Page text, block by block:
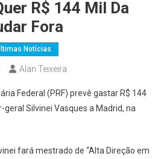
R$ 144 Mil Da
Fora
Notícias
Alan Teixeira
Federal (PRF) prevê gastar R$ 144
Silvinei Vasques a Madrid, na
fará mestrado de “Alta Direção em